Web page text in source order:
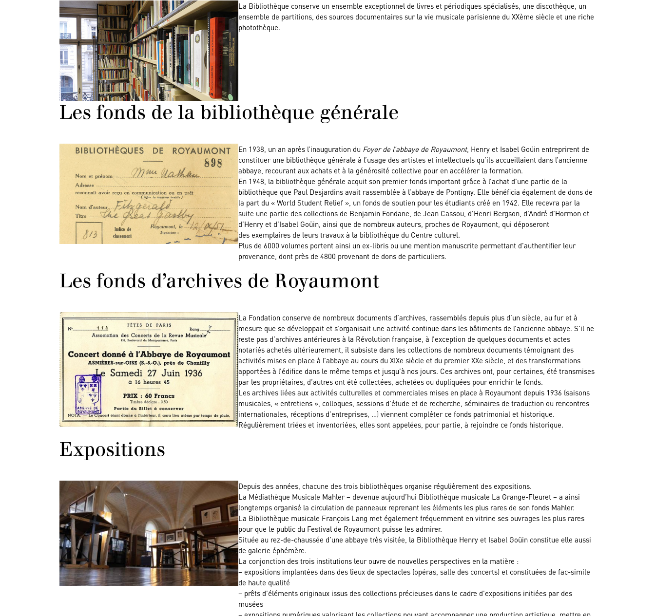
La Bibliothèque conserve un ensemble exceptionnel de livres et périodiques spécialisés, une discothèque, un
ensemble de partitions, des sources documentaires sur la vie musicale parisienne du XXème siècle et une riche
photothèque.
Les fonds de la bibliothèque générale
En 1938, un an après l’inauguration du Foyer de l’abbaye de Royaumont, Henry et Isabel Goüin entreprirent de
constituer une bibliothèque générale à l’usage des artistes et intellectuels qu’ils accueillaient dans l’ancienne
abbaye, recourant aux achats et à la générosité collective pour en accélérer la formation.
En 1948, la bibliothèque générale acquit son premier fonds important grâce à l’achat d’une partie de la
bibliothèque que Paul Desjardins avait rassemblée à l’abbaye de Pontigny. Elle bénéficia également de dons de
la part du « World Student Relief », un fonds de soutien pour les étudiants créé en 1942. Elle recevra par la
suite une partie des collections de Benjamin Fondane, de Jean Cassou, d’Henri Bergson, d’André d’Hormon et
d’Henry et d’Isabel Goüin, ainsi que de nombreux auteurs, proches de Royaumont, qui déposeront
des exemplaires de leurs travaux à la bibliothèque du Centre culturel.
Plus de 6000 volumes portent ainsi un ex-libris ou une mention manuscrite permettant d’authentifier leur
provenance, dont près de 4800 provenant de dons de particuliers.
Les fonds d’archives de Royaumont
La Fondation conserve de nombreux documents d’archives, rassemblés depuis plus d’un siècle, au fur et à
mesure que se développait et s’organisait une activité continue dans les bâtiments de l’ancienne abbaye. S’il ne
reste pas d’archives antérieures à la Révolution française, à l’exception de quelques documents et actes
notariés achetés ultérieurement, il subsiste dans les collections de nombreux documents témoignant des
activités mises en place à l’abbaye au cours du XIXe siècle et du premier XXe siècle, et des transformations
apportées à l’édifice dans le même temps et jusqu’à nos jours. Ces archives ont, pour certaines, été transmises
par les propriétaires, d’autres ont été collectées, achetées ou dupliquées pour enrichir le fonds.
Les archives liées aux activités culturelles et commerciales mises en place à Royaumont depuis 1936 (saisons
musicales, « entretiens », colloques, sessions d’étude et de recherche, séminaires de traduction ou rencontres
internationales, réceptions d’entreprises, …) viennent compléter ce fonds patrimonial et historique.
Régulièrement triées et inventoriées, elles sont appelées, pour partie, à rejoindre ce fonds historique.
Expositions
Depuis des années, chacune des trois bibliothèques organise régulièrement des expositions.
La Médiathèque Musicale Mahler – devenue aujourd’hui Bibliothèque musicale La Grange-Fleuret – a ainsi
longtemps organisé la circulation de panneaux reprenant les éléments les plus rares de son fonds Mahler.
La Bibliothèque musicale François Lang met également fréquemment en vitrine ses ouvrages les plus rares
pour que le public du Festival de Royaumont puisse les admirer.
Située au rez-de-chaussée d’une abbaye très visitée, la Bibliothèque Henry et Isabel Goüin constitue elle aussi
de galerie éphémère.
La conjonction des trois institutions leur ouvre de nouvelles perspectives en la matière :
– expositions implantées dans des lieux de spectacles (opéras, salle des concerts) et constituées de fac-simile
de haute qualité
– prêts d’éléments originaux issus des collections précieuses dans le cadre d’expositions initiées par des
musées